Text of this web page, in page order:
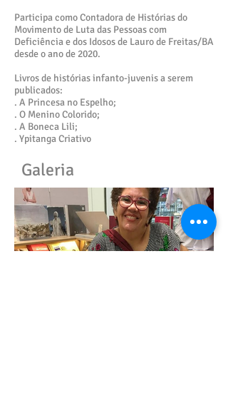
Participa como Contadora de Histórias do
Movimento de Luta das Pessoas com
Deficiência e dos Idosos de Lauro de Freitas/BA
desde o ano de 2020.
Livros de histórias infanto-juvenis a serem
publicados:
. A Princesa no Espelho;
. O Menino Colorido;
. A Boneca Lili;
. Ypitanga Criativo
Galeria